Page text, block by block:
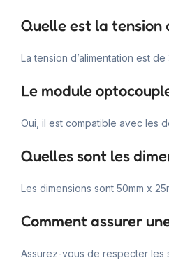
Quelle est la tension
La tension d’alimentation est de
Le module
Oui, il est compatible avec les
Quelles sont les
Les dimensions sont 50mm x
Comment assurer
Assurez-vous de respecter les